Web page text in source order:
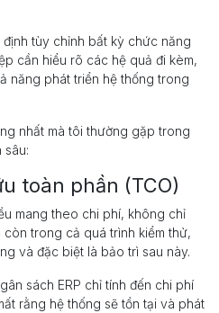
tùy chỉnh bất kỳ chức năng
cần hiểu rõ các hệ quả đi kèm,
năng phát triển hệ thống trong
nhất mà tôi thường gặp trong
toàn phần (TCO)
mang theo chi phí, không chỉ
trong cả quá trình kiểm thử,
và đặc biệt là bảo trì sau này.
sách ERP chỉ tính đến chi phí
rằng hệ thống sẽ tồn tại và phát